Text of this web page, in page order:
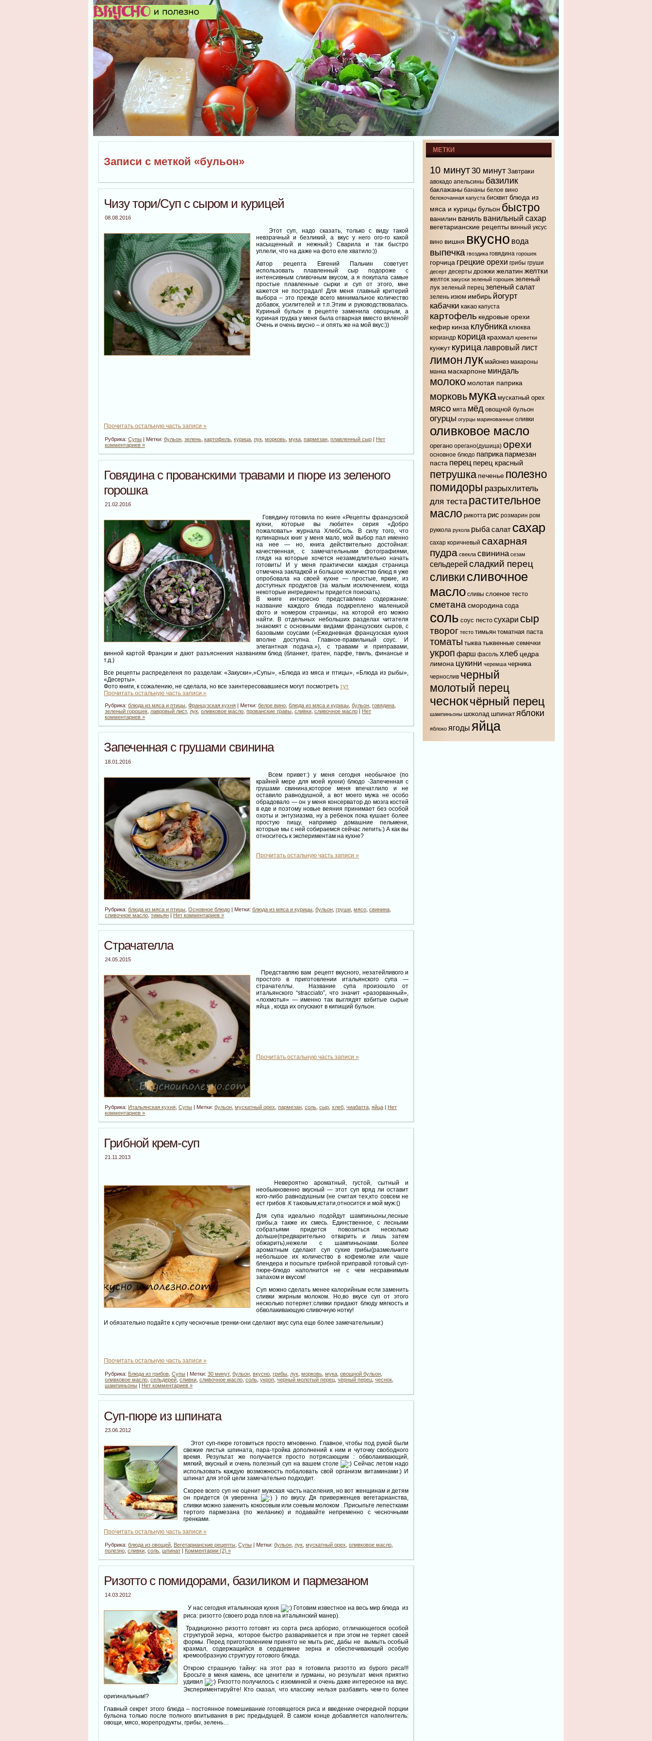
Записи с меткой «бульон»
Чизу тори/Суп с сыром и курицей
08.08.2016
Этот суп, надо сказать, только с виду такой
невзрачный и безликий, а вкус у него ого-го какой
насыщенный и нежный:) Сварила и так быстро
уплели, что на даже на фото еле хватило:))
Автор рецепта Евгений Пальчин советует
использовать плавленный сыр подороже с
интенсивным сливочным вкусом, а я покупала самые
простые плавленные сырки и суп от этого, мне
кажется не пострадал! Для меня главный критерий
выбора – это прежде всего минимальное количество
добавок, усилителей и т.п.Этим и руководствовалась.
Куриный бульон в рецепте заменила овощным, а
куриная грудка у меня была отварная вместо вяленой!
Очень и очень вкусно – и опять же на мой вкус:))
Прочитать остальную часть записи »
Рубрика: Супы | Метки: бульон зелень картофель курица лук морковь мука пармезан плавленный сыр | Нет
комментариев »
Говядина с прованскими травами и пюре из зеленого
горошка
21.02.2016
Говядину готовила по книге «Рецепты французской
кухни, которые вы любите» серия «Добро
пожаловать» журнала ХлебСоль. В силу того, что
кулинарных книг у меня мало, мой выбор пал именно
на нее — но, книга действительно достойная:
качественная, с замечательными фотографиями,
глядя на которые хочется незамедлительно начать
готовить! И у меня практически каждая страница
отмечена закладкой и большое количество блюд я уже
опробовала на своей кухне — простые, яркие, из
доступных продуктов (за малым исключением, когда
некоторые ингредиенты придется поискать).
В книге интересно представлено содержание:
название каждого блюда подкреплено маленькой
фото и номером страницы, на которой его можно
найти. В отдельных небольших разделах читателя
знакомят с основными видами французских сыров, с
базовыми соусами («Ежедневная французская кухня
вполне доступна. Главное-правильный соус. И
элегантная подача.»), с травами и приправами,
винной картой Франции и дают разъяснения названиям блюд (бланкет, гратен, парфе, твиль, финансье и
т.д.)
Все рецепты распределеня по разделам: «Закуски»,»Супы», «Блюда из мяса и птицы», «Блюда из рыбы»,
«Десерты».
Фото книги, к сожалению, не сделала, но все заинтересовавшиеся могут посмотреть тут
Прочитать остальную часть записи »
Рубрика: блюда из мяса и птицы Французская кухня | Метки: белое вино блюда из мяса и курицы бульон говядина
зеленый горошек лавровый лист, лук оливковое масло прованские травы сливки сливочное масло
Нет
комментариев »
Запеченная с грушами свинина
18.01.2016
Всем привет:) у меня сегодня необычное (по
крайней мере для моей кухни) блюдо -Запеченная с
грушами свинина,которое меня впечатлило и не
оставило равнодушной, а вот моего мужа не особо
обрадовало — он у меня консерватор до мозга костей
в еде и поэтому новые веяния принимает без особой
охоты и энтузиазма, ну а ребенок пока кушает более
простую пищу, например домашние пельмени,
которые мы с ней собираемся сейчас лепить:) А как вы
относитесь к экспериментам на кухне?
Прочитать остальную часть записи »
Рубрика: блюда из мяса и птицы Основное блюдо | Метки: блюда из мяса и курицы бульон груши мясо свинина
сливочное масло тимьян | Нет комментариев »
Страчателла
24.05.2015
Представляю вам рецепт вкусного, незатейливого и
простого в приготовлении итальянского супа —
страчателлы. Название супа произошло от
итальянского “stracciato”, что значит «разорванный»,
«лохмотья» — именно так выглядят взбитые сырые
яйца , когда их опускают в кипищий бульон.
Прочитать остальную часть записи »
Рубрика: Итальянская кухня Супы | Метки: бульон мускатный орех пармезан соль сыр хлеб чиабатта яйца | Нет
комментариев »
Грибной крем-суп
21.11.2013
Невероятно ароматный, густой, сытный и
необыкновенно вкусный — этот суп вряд ли оставит
кого-либо равнодушным (не считая тех,кто совсем не
ест грибов .К таковым,кстати,относится и мой муж:()
Для супа идеально подойдут шампиньоны,лесные
грибы,а также их смесь. Единственное, c лесными
собратьями придется повозиться несколько
дольше(предварительно отварить и лишь затем
обжарить),нежели с шампиньонами. Более
ароматным сделают суп сухие грибы(размельчите
небольшое их количество в кофемолке или чаше
блендера и посыпьте грибной приправой готовый суп-
пюре-блюдо наполнится не с чем несравнимым
запахом и вкусом!
Суп можно сделать менее калорийным если заменить
сливки жирным молоком. Но,во вкусе суп от этого
несколько потеряет:сливки придают блюду мягкость и
обволакивающую сливочную нотку!
И обязательно подайте к супу чесночные гренки-они сделают вкус супа еще более замечательным:)
Прочитать остальную часть записи »
Рубрика: Блюда из грибов Супы | Метки: 30 минут, бульон вкусно грибы лук морковь мука овощной бульон
оливковое масло сельдерей сливки сливочное масло соль укроп черный молотый перец чёрный перец чеснок
шампиньоны
Нет комментариев »
Суп-пюре из шпината
23.06.2012
Этот суп-пюре готовиться просто мгновенно. Главное, чтобы под рукой были
свежие листья шпината, пара-тройка дополнений к ним и чуточку свободного
время. Результат же получается просто потрясающим : обволакивающий,
мягкий, вкусный и очень полезный суп на вашем столе
Сейчас летом надо
использовать каждую возможность побаловать свой организм витаминами:) И
шпинат для этой цели замечательно подходит.
Скорее всего суп не оценит мужская часть населения, но вот женщинам и детям
он придется (я уверенна
) по вкусу. Дя приверженцев вегетарианства,
сливки можно заменить кокосовым или соевым молоком . Присыпьте лепестками
тертого пармезана (по желанию) и подавайте непременно с чесночными
гренками.
Прочитать остальную часть записи »
Рубрика: блюда из овощей Вегетарианские рецепты Супы | Метки: бульон лук мускатный орех оливковое масло
полезно сливки соль шпинат | Комментарии (2) »
Ризотто с помидорами, базиликом и пармезаном
14.03.2012
У нас сегодня итальянская кухня
Готовим известное на весь мир блюда из
риса: ризотто (своего рода плов на итальянский манер).
Традиционно ризотто готовят из сорта риса арборио, отличающегося особой
структурой зерна, которое быстро разваривается и при этом не теряет своей
формы. Перед приготовлением принято не мыть рис, дабы не вымыть особый
крахмал, содержащийся в сердцевине зерна и обеспечивающий особую
кремообразную структуру готового блюда.
Открою страшную тайну: на этот раз я готовила ризотто из бурого риса!!!
Бросьте в меня камень, все ценители и гурманы, но результат меня приятно
удивил
Ризотто получилось с изюминкой и очень даже интересное на вкус.
Экспериментируйте! Кто сказал, что классику нельзя разбавить чем-то более
оригинальным!?
Главный секрет этого блюда – постоянное помешивание готовящегося риса и введение очередной порции
бульона только после полного впитывания в рис предыдущей. В самом конце добавляется наполнитель:
овощи, мясо, морепродукты, грибы, зелень…
МЕТКИ
10 минут30 минут Завтраки
авокадо апельсины базилик
баклажаны бананы белое вино
белокочанная капуста бисквит блюда из
мяса и курицы бульон быстро
ванилин ваниль ванильный сахар
вегетарианские рецепты винный уксус
вино вишня вкусно вода
выпечка гвоздика говядина горошек
горчица грецкие орехи грибы груши
десерт десерты дрожжи желатин желтки
желток закуски зеленый горошек зеленый
лук зеленый перец зеленый салат
зелень изюм имбирь йогурт
кабачки какао капуста
картофель кедровые орехи
кефир кинза клубника клюква
кориандр корица крахмал креветки
кунжут курица лавровый лист
лимонлук майонез макароны
манка маскарпоне миндаль
молоко молотая паприка
морковьмука мускатный орех
мясо мята мёд овощной бульон
огурцы огурцы маринованные оливки
оливковое масло
орегано орегано(душица) орехи
основное блюдо паприка пармезан
паста перец перец красный
петрушка печенье полезно
помидоры разрыхлитель
для теста растительное
масло рикотта рис розмарин ром
руккола рукола рыба салат сахар
сахар коричневый сахарная
пудра свекла свинина сезам
сельдерей сладкий перец
сливки сливочное
масло сливы слоеное тесто
сметана смородина сода
соль соус песто сухари сыр
творог тесто тимьян томатная паста
томаты тыква тыквенные семечки
укроп фарш фасоль хлеб цедра
лимона цукини черемша черника
чернослив черный
молотый перец
чеснокчёрный перец
шампиньоны шоколад шпинатяблоки
яблоко ягоды яйца